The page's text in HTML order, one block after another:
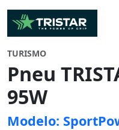
TURISMO
Pneu
95W
Modelo: